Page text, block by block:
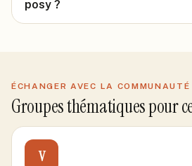
posy ?
ÉCHANGER AVEC LA COMMUNAUTÉ
Groupes thématiques pour
V